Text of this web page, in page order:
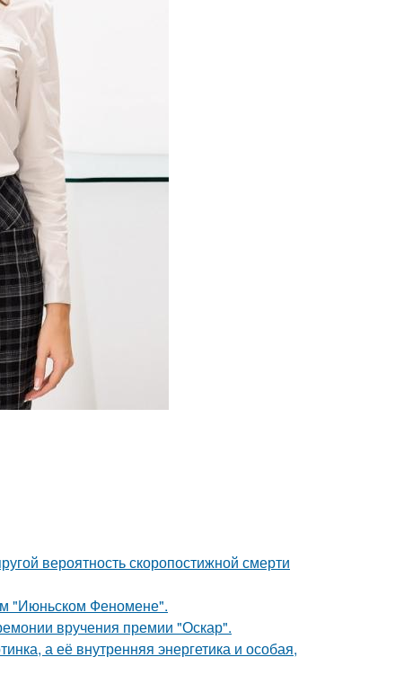
вероятность скоропостижной смерти
"Июньском Феномене".
вручения премии "Оскар".
а её внутренняя энергетика и особая,